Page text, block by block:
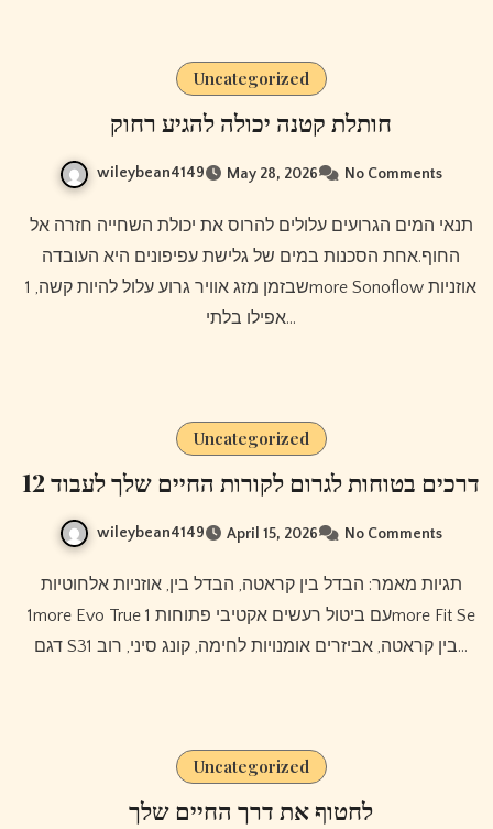
Uncategorized
חותלת קטנה יכולה להגיע רחוק
wileybean4149 May 28, 2026 No Comments
תנאי המים הגרועים עלולים להרוס את יכולת השחייה חזרה אל
החוף.אחת הסכנות במים של גלישת עפיפונים היא העובדה
שבזמן מזג אוויר גרוע עלול להיות קשה, 1more Sonoflow אוזניות
אפילו בלתי…
Uncategorized
12 דרכים בטוחות לגרום לקורות החיים שלך לעבוד
wileybean4149 April 15, 2026 No Comments
תגיות מאמר: הבדל בין קראטה, הבדל בין, אוזניות אלחוטיות
1more Evo True עם ביטול רעשים אקטיבי פתוחות 1more Fit Se
דגם S31 בין קראטה, אביזרים אומנויות לחימה, קונג סיני, רוב…
Uncategorized
לחטוף את דרך החיים שלך